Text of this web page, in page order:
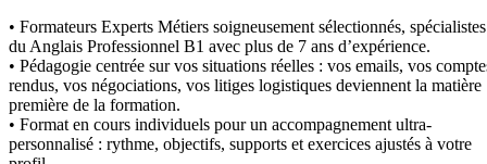
• Formateurs Experts Métiers soigneusement sélectionnés, spécialistes
du Anglais Professionnel B1 avec plus de 7 ans d’expérience.
• Pédagogie centrée sur vos situations réelles : vos emails, vos
rendus, vos négociations, vos litiges logistiques deviennent la matière
première de la formation.
• Format en cours individuels pour un accompagnement ultra-
personnalisé : rythme, objectifs, supports et exercices ajustés à votre